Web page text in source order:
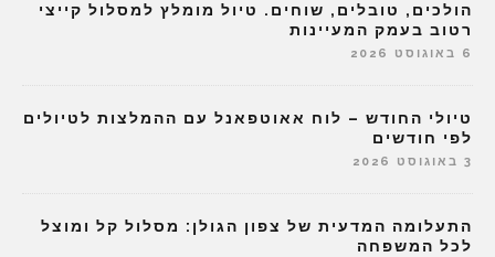
הולכים, טובלים, שוחים. טיול מומלץ למסלול קייצי
רטוב בעמק המעיינות
6 באוגוסט 2026
טיולי החודש – לוח אאוטפאנל עם ההמלצות לטיולים
לפי חודשים
3 באוגוסט 2026
התעלומה המדעית של צפון הגולן: מסלול קל ומוצל
לכל המשפחה